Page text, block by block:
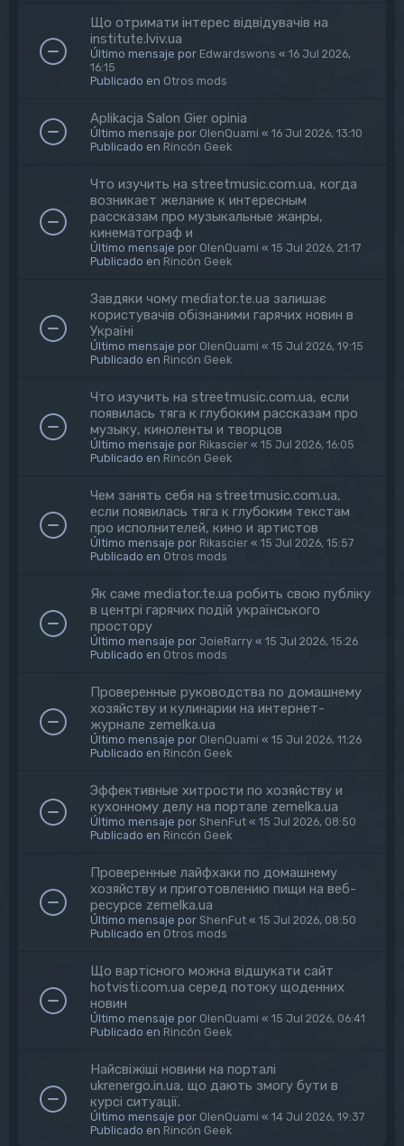
Що отримати інтерес відвідувачів на
institute.lviv.ua
Último mensaje por Edwardswons « 16 Jul 2026,
16:15
Publicado en Otros mods
Aplikacja Salon Gier opinia
Último mensaje por OlenQuami « 16 Jul 2026, 13:10
Publicado en Rincón Geek
Что изучить на streetmusic.com.ua, когда
возникает желание к интересным
рассказам про музыкальные жанры,
кинематограф и
Último mensaje por OlenQuami « 15 Jul 2026, 21:17
Publicado en Rincón Geek
Завдяки чому mediator.te.ua залишає
користувачів обізнаними гарячих новин в
Україні
Último mensaje por OlenQuami « 15 Jul 2026, 19:15
Publicado en Rincón Geek
Что изучить на streetmusic.com.ua, если
появилась тяга к глубоким рассказам про
музыку, киноленты и творцов
Último mensaje por Rikascier « 15 Jul 2026, 16:05
Publicado en Rincón Geek
Чем занять себя на streetmusic.com.ua,
если появилась тяга к глубоким текстам
про исполнителей, кино и артистов
Último mensaje por Rikascier « 15 Jul 2026, 15:57
Publicado en Otros mods
Як саме mediator.te.ua робить свою публіку
в центрі гарячих подій українського
простору
Último mensaje por JoieRarry « 15 Jul 2026, 15:26
Publicado en Otros mods
Проверенные руководства по домашнему
хозяйству и кулинарии на интернет-
журнале zemelka.ua
Último mensaje por OlenQuami « 15 Jul 2026, 11:26
Publicado en Rincón Geek
Эффективные хитрости по хозяйству и
кухонному делу на портале zemelka.ua
Último mensaje por ShenFut « 15 Jul 2026, 08:50
Publicado en Rincón Geek
Проверенные лайфхаки по домашнему
хозяйству и приготовлению пищи на веб-
ресурсе zemelka.ua
Último mensaje por ShenFut « 15 Jul 2026, 08:50
Publicado en Otros mods
Що вартісного можна відшукати сайт
hotvisti.com.ua серед потоку щоденних
новин
Último mensaje por OlenQuami « 15 Jul 2026, 06:41
Publicado en Rincón Geek
Найсвіжіші новини на порталі
ukrenergo.in.ua, що дають змогу бути в
курсі ситуації.
Último mensaje por OlenQuami « 14 Jul 2026, 19:37
Publicado en Rincón Geek